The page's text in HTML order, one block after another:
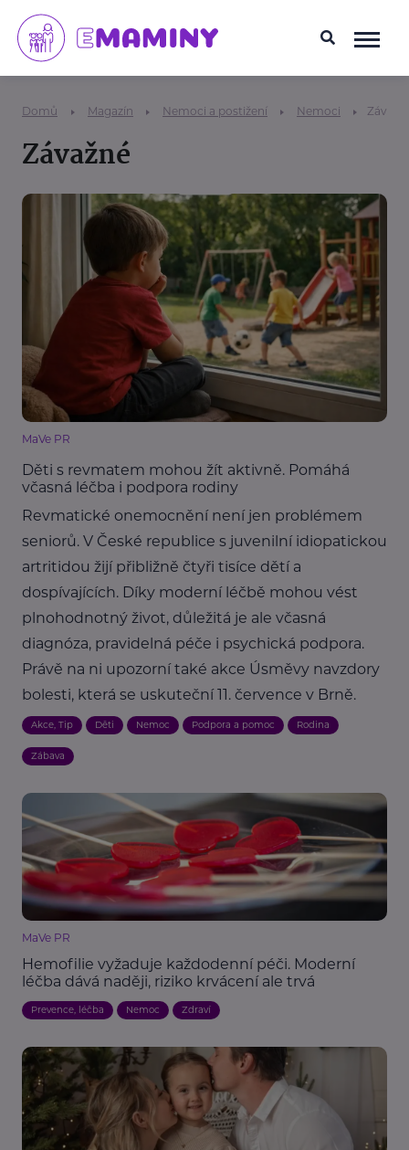
Domů Magazín Nemoci a postižení Nemoci
Závažné
MaVe PR
Děti s revmatem mohou žít aktivně. Pomáhá
včasná léčba i podpora rodiny
Revmatické onemocnění není jen problémem
seniorů. V České republice s juvenilní idiopatickou
artritidou žijí přibližně čtyři tisíce dětí a
dospívajících. Díky moderní léčbě mohou vést
plnohodnotný život, důležitá je ale včasná
diagnóza, pravidelná péče i psychická podpora.
Právě na ni upozorní také akce Úsměvy navzdory
bolesti, která se uskuteční 11. července v Brně.
Akce, Tip Děti Nemoc Podpora a pomoc Rodina
Zábava
MaVe PR
Hemofilie vyžaduje každodenní péči. Moderní
léčba dává naději, riziko krvácení ale trvá
Prevence, léčba Nemoc Zdraví